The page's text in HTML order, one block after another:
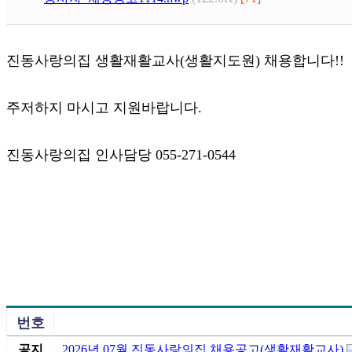
진동사랑의집 생활재활교사(생활지도원) 채용합니다!!
주저하지 마시고 지원바랍니다.
진동사랑의집 인사담당 055-271-0544
번호
공지 2026년 07월 진동사랑의집 채용공고(생활재활교사)